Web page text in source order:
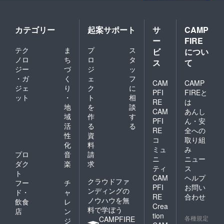
カテゴリー
テク
ノロ
ジー
・ガ
ジェ
ット
ま
ち
づ
く
り
・
地
域
活
性
化
プロ
ダク
ト
音
楽
フー
ド・
飲食
店
チ
ャ
レ
ン
ジ
起案サポート
プ
ロ
ジ
ェ
ク
ト
を
作
る
ス
タ
ッ
フ
に
相
談
す
る
資
料
請
求
クラウドファ
ンディングの
ノウハウを無
料で学ぼう
CAMPFIRE
サ
ー
ビ
ス
CAM
PFI
RE
CAM
PFI
RE
コ
ミュ
ニ
ティ
CAM
PFI
RE
Crea
tion
CAMP
FIRE
につい
て
CAMP
FIREと
は
あんし
ん・安
全への
取り組
み
ニュー
ス
ヘルプ
お問い
合わせ
各種規定